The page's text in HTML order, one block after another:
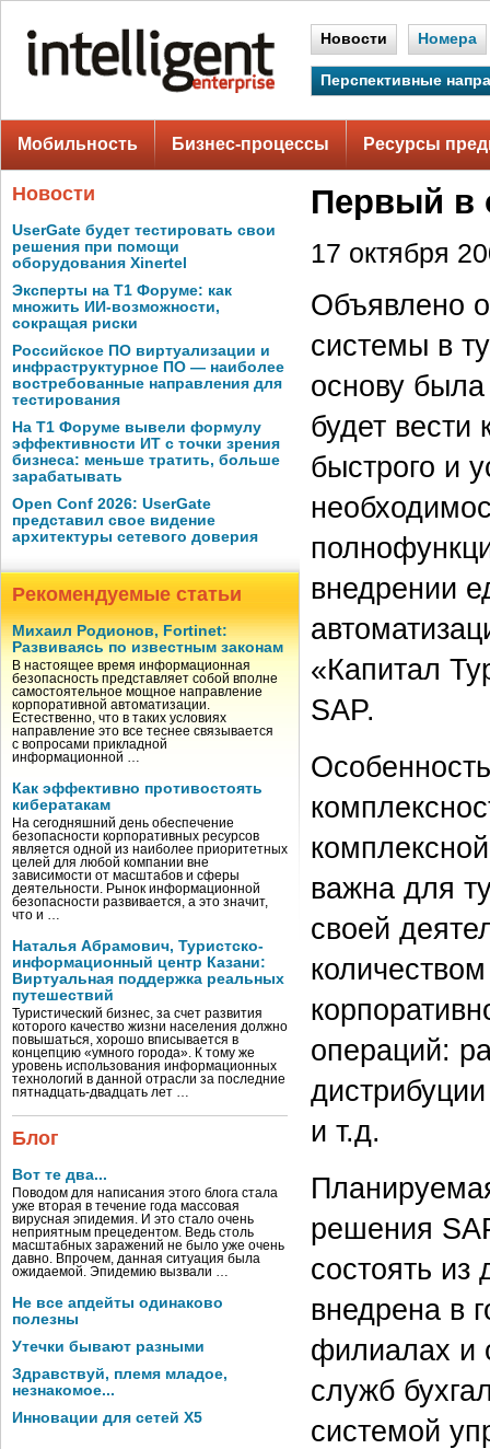
Новости Номера
Перспективные
Мобильность Бизнес-процессы Ресурсы
Новости
UserGate будет тестировать свои
решения при помощи
оборудования Xinertel
Эксперты на Т1 Форуме: как
множить ИИ-возможности,
сокращая риски
Российское ПО виртуализации и
инфраструктурное ПО — наиболее
востребованные направления для
тестирования
На Т1 Форуме вывели формулу
эффективности ИТ с точки зрения
бизнеса: меньше тратить, больше
зарабатывать
Open Conf 2026: UserGate
представил свое видение
архитектуры сетевого доверия
Рекомендуемые статьи
Михаил Родионов, Fortinet:
Развиваясь по известным законам
В настоящее время информационная
безопасность представляет собой вполне
самостоятельное мощное направление
корпоративной автоматизации.
Естественно, что в таких условиях
направление это все теснее связывается
с вопросами прикладной
информационной …
Как эффективно противостоять
кибератакам
На сегодняшний день обеспечение
безопасности корпоративных ресурсов
является одной из наиболее приоритетных
целей для любой компании вне
зависимости от масштабов и сферы
деятельности. Рынок информационной
безопасности развивается, а это значит,
что и …
Наталья Абрамович, Туристско-
информационный центр Казани:
Виртуальная поддержка реальных
путешествий
Туристический бизнес, за счет развития
которого качество жизни населения должно
повышаться, хорошо вписывается в
концепцию «умного города». К тому же
уровень использования информационных
технологий в данной отрасли за последние
пятнадцать-двадцать лет …
Блог
Вот те два...
Поводом для написания этого блога стала
уже вторая в течение года массовая
вирусная эпидемия. И это стало очень
неприятным прецедентом. Ведь столь
масштабных заражений не было уже очень
давно. Впрочем, данная ситуация была
ожидаемой. Эпидемию вызвали …
Не все апдейты одинаково
полезны
Утечки бывают разными
Здравствуй, племя младое,
незнакомое...
Инновации для сетей X5
Первый в
17 октября
Объявлено
системы в
основу
будет
быстрого и
внедрении
«Капитал
SAP.
важна для
своей
операций:
и т.д.
решения
состоять из
внедрена в
филиалах и
служб
системой